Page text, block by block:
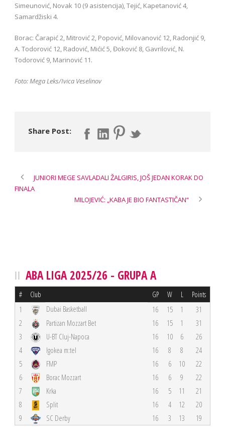
Simeunović, Novak 10 (9 asistencija), Tejić, Kapetanović 4,
Samardžiski 4.
Borac: Čarapić 2, Mitrović 2, Popović, Milovanović 12, Radonjić 9,
A. Todorović 12, Radović, Mićić 5, Đoković 8, Gavrilović, N.
Todorović 9, Marinović 11.
Foto: Mega Leks/Ivica Veselinov
Share Post:
JUNIORI MEGE SAVLADALI ŽALGIRIS, JOŠ JEDAN KORAK DO
FINALA
MILOJEVIĆ: „KABA JE BIO FANTASTIČAN“
ABA LIGA 2025/26 - GRUPA A
# Club GP W L Points
1 Dubai Basketball 16 15 1
31
2
Partizan Mozzart Bet 16 15 1
31
3
U-BT Cluj-Napoca 16 10 6
26
4
Igokea m:tel 16 8 8
24
5
FMP 16 6 10
22
6
Borac Mozzart 16 6 9
22
7
Krka 16 5 11
21
8
Split 16 4 12
20
9
SC Derby 16 3 13 19